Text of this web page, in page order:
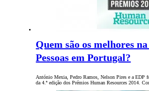
Quem são os melhores
Pessoas em Portugal?
António Mexia, Pedro Ramos, Nelson Pires e a EDP
da 4.ª edição dos Prémios Human Resources 2014.